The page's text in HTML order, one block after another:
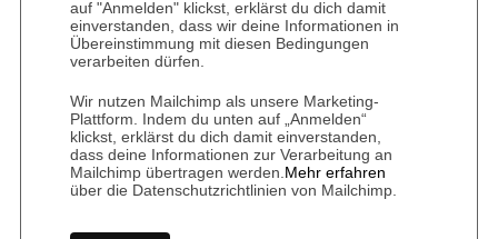
auf "Anmelden" klickst, erklärst du dich damit
einverstanden, dass wir deine Informationen in
Übereinstimmung mit diesen Bedingungen
verarbeiten dürfen.
Wir nutzen Mailchimp als unsere Marketing-
Plattform. Indem du unten auf „Anmelden“
klickst, erklärst du dich damit einverstanden,
dass deine Informationen zur Verarbeitung an
Mailchimp übertragen werden. Mehr erfahren
über die Datenschutzrichtlinien von Mailchimp.